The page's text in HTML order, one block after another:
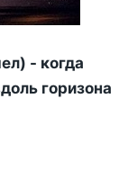
- когда
горизона